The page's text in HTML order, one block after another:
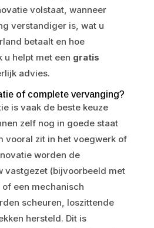
volstaat, wanneer
verstandiger is, wat u
betaalt en hoe
u helpt met een gratis
advies.
of complete vervanging?
is vaak de beste keuze
zelf nog in goede staat
vooral zit in het voegwerk of
worden de
vastgezet (bijvoorbeeld met
een mechanisch
scheuren, loszittende
hersteld. Dit is